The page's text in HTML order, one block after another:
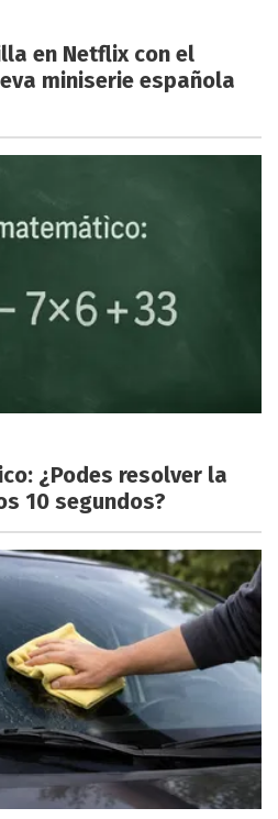
en Netflix con el
miniserie española
¿Podes resolver la
10 segundos?